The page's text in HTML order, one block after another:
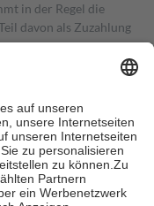
in der Regel die
davon als Zuzahlung
in Höhe von zehn
als die tatsächlichen
Online-Apotheken.
beträgt die
Euro je